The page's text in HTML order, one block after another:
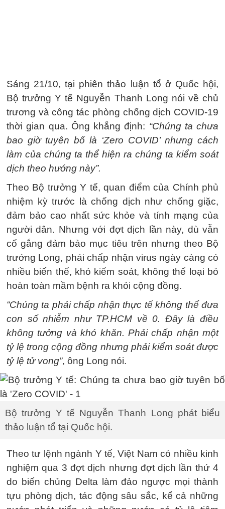
Sáng 21/10, tại phiên thảo luận tổ ở Quốc hội,
Bộ trưởng Y tế Nguyễn Thanh Long nói về chủ
trương và công tác phòng chống dịch COVID-19
thời gian qua. Ông khẳng định: “Chúng ta chưa
bao giờ tuyên bố là ‘Zero COVID’ nhưng cách
làm của chúng ta thể hiện ra chúng ta kiểm soát
dịch theo hướng này”.
Theo Bộ trưởng Y tế, quan điểm của Chính phủ
nhiệm kỳ trước là chống dịch như chống giặc,
đảm bảo cao nhất sức khỏe và tính mạng của
người dân. Nhưng với đợt dịch lần này, dù vẫn
cố gắng đảm bảo mục tiêu trên nhưng theo Bộ
trưởng Long, phải chấp nhận virus ngày càng có
nhiều biến thể, khó kiểm soát, không thể loại bỏ
hoàn toàn mầm bệnh ra khỏi cộng đồng.
“Chúng ta phải chấp nhận thực tế không thể đưa
con số nhiễm như TP.HCM về 0. Đây là điều
không tưởng và khó khăn. Phải chấp nhận một
tỷ lệ trong cộng đồng nhưng phải kiểm soát được
tỷ lệ tử vong”, ông Long nói.
Bộ trưởng Y tế Nguyễn Thanh Long phát biểu
thảo luận tổ tại Quốc hội.
Theo tư lệnh ngành Y tế, Việt Nam có nhiều kinh
nghiệm qua 3 đợt dịch nhưng đợt dịch lần thứ 4
do biến chủng Delta làm đảo ngược mọi thành
tựu phòng dịch, tác động sâu sắc, kể cả những